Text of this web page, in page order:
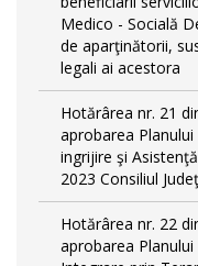
Medico - Socială
de aparţinătorii,
legali ai acestora
Hotărârea nr. 21
aprobarea
ingrijire şi
2023 Consiliul
Hotărârea nr. 22
aprobarea